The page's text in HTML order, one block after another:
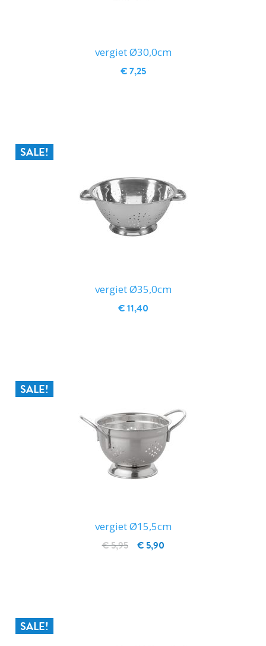
vergiet Ø30,0cm
€ 7,25
SALE!
vergiet Ø35,0cm
€ 11,40
SALE!
vergiet Ø15,5cm
€ 5,90
€ 5,95
SALE!